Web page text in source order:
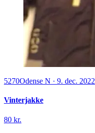
5270Odense N · 9. dec. 2022
Vinterjakke
80 kr.